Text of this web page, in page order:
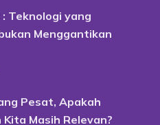
: Teknologi yang
Menggantikan
Pesat, Apakah
Masih Relevan?